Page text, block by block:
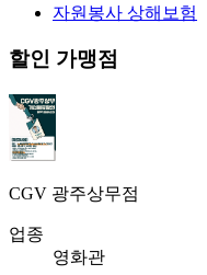
자원봉사 상해보험
할인 가맹점
CGV 광주상무점
업종
영화관